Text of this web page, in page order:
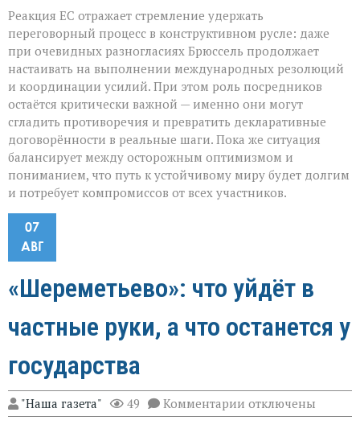
Реакция ЕС отражает стремление удержать
переговорный процесс в конструктивном русле: даже
при очевидных разногласиях Брюссель продолжает
настаивать на выполнении международных резолюций
и координации усилий. При этом роль посредников
остаётся критически важной — именно они могут
сгладить противоречия и превратить декларативные
договорённости в реальные шаги. Пока же ситуация
балансирует между осторожным оптимизмом и
пониманием, что путь к устойчивому миру будет долгим
и потребует компромиссов от всех участников.
07
АВГ
«Шереметьево»: что уйдёт в
частные руки, а что останется у
государства
"Наша газета" 49 Комментарии к
записи
отключены